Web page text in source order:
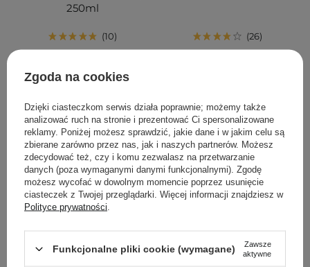
250ml
10
45,00 zł
DODAJ DO KOSZYKA
26
DODAJ DO KOSZYKA
Zgoda na cookies
Dzięki ciasteczkom serwis działa poprawnie; możemy także
analizować ruch na stronie i prezentować Ci spersonalizowane
reklamy. Poniżej możesz sprawdzić, jakie dane i w jakim celu są
zbierane zarówno przez nas, jak i naszych partnerów. Możesz
zdecydować też, czy i komu zezwalasz na przetwarzanie
danych (poza wymaganymi danymi funkcjonalnymi). Zgodę
możesz wycofać w dowolnym momencie poprzez usunięcie
ciasteczek z Twojej przeglądarki. Więcej informacji znajdziesz w
Polityce prywatności
Funkcjonalne pliki cookie (wymagane)
Zawsze
aktywne